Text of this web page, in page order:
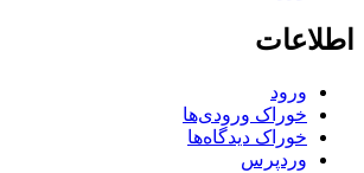
اطلاعات
ورود
خوراک ورودی‌ها
خوراک دیدگاه‌ها
وردپرس